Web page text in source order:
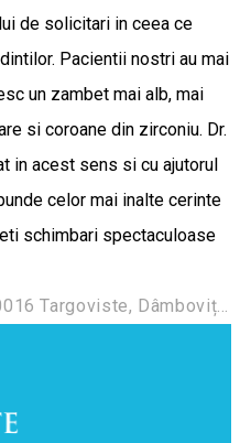
de solicitari in ceea ce
Pacientii nostri au mai
un zambet mai alb, mai
si coroane din zirconiu. Dr.
in acest sens si cu ajutorul
celor mai inalte cerinte
schimbari spectaculoase